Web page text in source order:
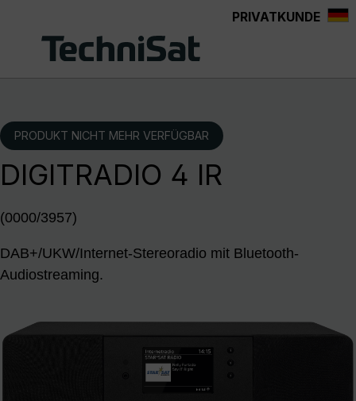
PRIVATKUNDE
PRODUKT NICHT MEHR VERFÜGBAR
DIGITRADIO 4 IR
(0000/3957)
DAB+/UKW/Internet-Stereoradio mit Bluetooth-
Audiostreaming.